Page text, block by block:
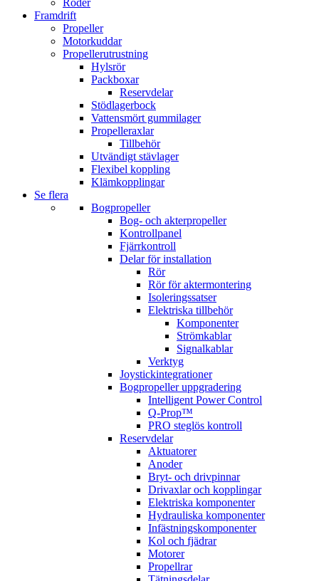
Roder
Framdrift
Propeller
Motorkuddar
Propellerutrustning
Hylsrör
Packboxar
Reservdelar
Stödlagerbock
Vattensmört gummilager
Propelleraxlar
Tillbehör
Utvändigt stävlager
Flexibel koppling
Klämkopplingar
Se flera
Bogpropeller
Bog- och akterpropeller
Kontrollpanel
Fjärrkontroll
Delar för installation
Rör
Rör för aktermontering
Isoleringssatser
Elektriska tillbehör
Komponenter
Strömkablar
Signalkablar
Verktyg
Joystickintegrationer
Bogpropeller uppgradering
Intelligent Power Control
Q-Prop™
PRO steglös kontroll
Reservdelar
Aktuatorer
Anoder
Bryt- och drivpinnar
Drivaxlar och kopplingar
Elektriska komponenter
Hydrauliska komponenter
Infästningskomponenter
Kol och fjädrar
Motorer
Propellrar